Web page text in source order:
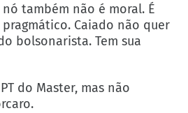
também não é moral. É
Caiado não quer
bolsonarista. Tem sua
do Master, mas não